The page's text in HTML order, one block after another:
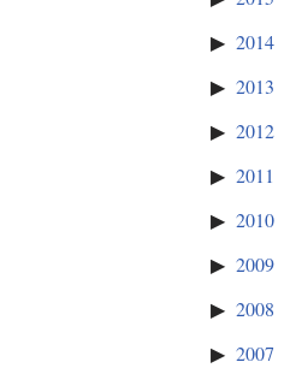
2014
2013
2012
2011
2010
2009
2008
2007